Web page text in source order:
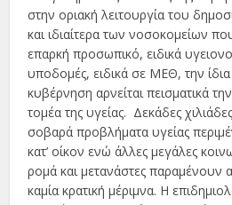
στην οριακή λειτουργία του
και ιδιαίτερα των νοσοκομείων
επαρκή προσωπικό, ειδικά
υποδομές, ειδικά σε ΜΕΘ, την
κυβέρνηση αρνείται πεισματικά
τομέα της υγείας. Δεκάδες
σοβαρά προβλήματα υγείας
κατ’ οίκον ενώ άλλες μεγάλες
ρομά και μετανάστες παραμένουν
καμία κρατική μέριμνα. Η